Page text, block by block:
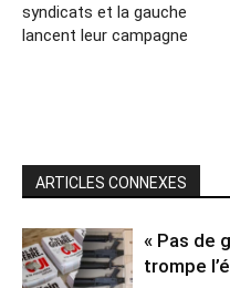
syndicats et la gauche
lancent leur campagne
ARTICLES CONNEXES
« Pas de
trompe